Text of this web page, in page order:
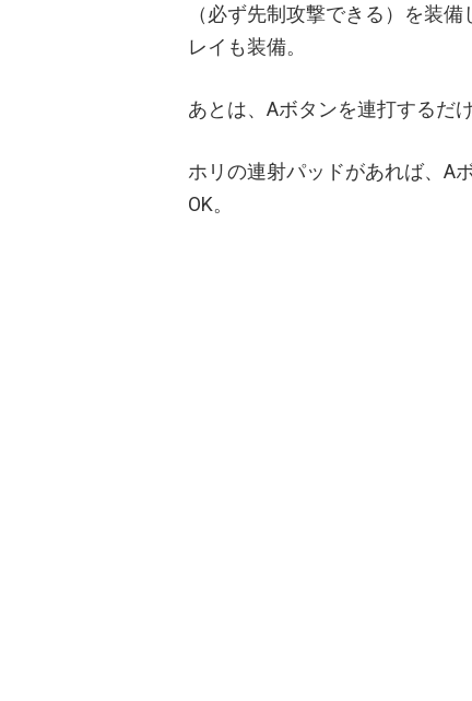
（必ず先制攻撃できる）を装
レイも装備。
あとは、Aボタンを連打するだ
ホリの連射パッドがあれば、A
OK。